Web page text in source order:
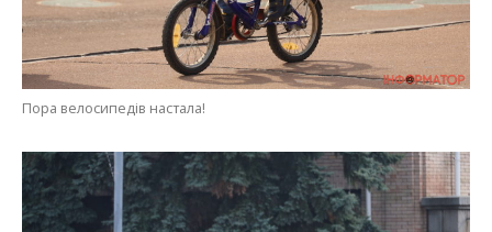
Пора велосипедів настала!